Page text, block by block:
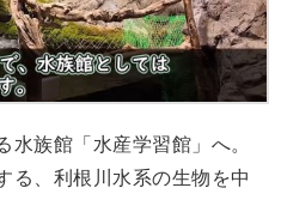
族館「水産学習館」へ。
る、利根川水系の生物を中